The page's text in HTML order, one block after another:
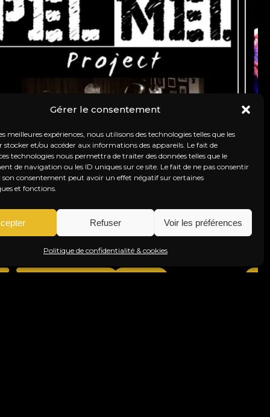
Gérer le consentement
meilleures expériences, nous utilisons des technologies telles que les
stocker et/ou accéder aux informations des appareils. Le fait de
technologies nous permettra de traiter des données telles que le
de navigation ou les ID uniques sur ce site. Le fait de ne pas consentir
son consentement peut avoir un effet négatif sur certaines
et fonctions.
Refuser Voir les préférences
Politique de confidentialité & cookies
ROCK, FUNK, DISCO
PROJECT
18 SEP. 2026
Info & Réservation